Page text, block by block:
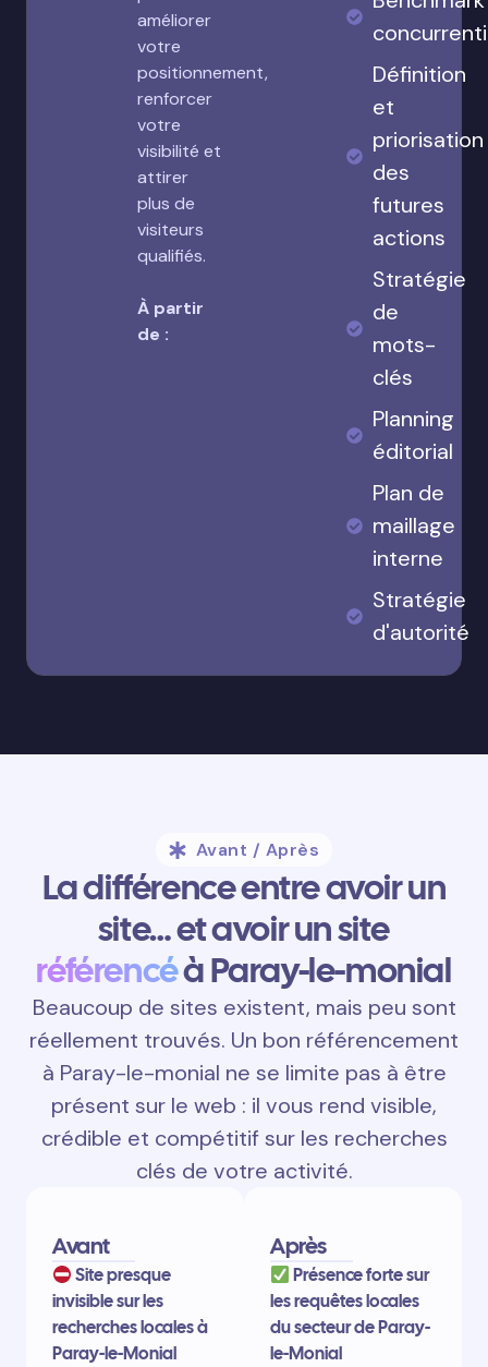
améliorer
votre
positionnement,
renforcer
votre
visibilité et
attirer
plus de
visiteurs
qualifiés.
À partir
de :
Définition
et
priorisation
des
futures
actions
Stratégie
de
mots-
clés
Planning
éditorial
Plan de
maillage
interne
Stratégie
d'autorité
Avant / Après
La différence entre avoir un
site… et avoir un site
référencéà Paray-le-monial
Beaucoup de sites existent, mais peu sont
réellement trouvés. Un bon référencement
à Paray-le-monial ne se limite pas à être
présent sur le web : il vous rend visible,
crédible et compétitif sur les recherches
clés de votre activité.
Avant
Site presque
invisible sur les
recherches locales à
Paray-le-Monial
Après
Présence forte sur
les requêtes locales
du secteur de Paray-
le-Monial